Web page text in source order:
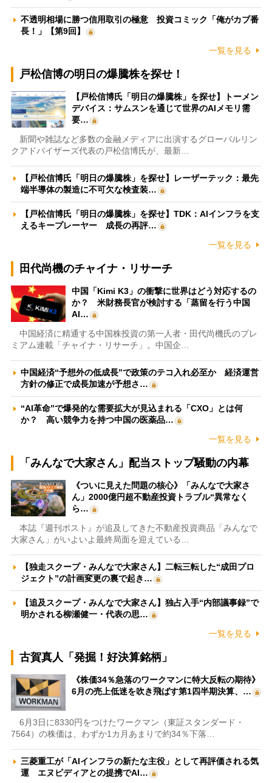
不透明相場に勝つ信用取引の極意 投資コミック「俺がカブ番
長！」【第9回】
一覧を見る
戸松信博の明日の爆騰株を探せ！
【戸松信博氏「明日の爆騰株」を探せ】トーメン
デバイス：サムスンを通じて世界のAIメモリ需
要…
新聞や雑誌など多数の金融メディアに出演するグローバルリン
クアドバイザーズ代表の戸松信博氏が、最新…
【戸松信博氏「明日の爆騰株」を探せ】レーザーテック：最先
端半導体の製造に不可欠な検査装…
【戸松信博氏「明日の爆騰株」を探せ】TDK：AIインフラを支
えるキープレーヤー 成長の再評…
一覧を見る
田代尚機のチャイナ・リサーチ
中国「Kimi K3」の衝撃に世界はどう対応するの
か？ 米財務長官が検討する「蒸留を行う中国
AI…
中国経済に精通する中国株投資の第一人者・田代尚機氏のプレ
ミアム連載「チャイナ・リサーチ」。中国企…
中国経済“予想外の低成長”で政策のテコ入れ必至か 経済運営
方針の修正で成長加速が予想さ…
“AI革命”で爆発的な需要拡大が見込まれる「CXO」とは何
か？ 高い競争力を持つ中国の医薬品…
一覧を見る
「みんなで大家さん」配当ストップ騒動の内幕
《ついに見えた問題の核心》「みんなで大家さ
ん」2000億円超不動産投資トラブル“異常なく
ら…
本誌『週刊ポスト』が追及してきた不動産投資商品「みんなで
大家さん」がいよいよ最終局面を迎えている…
【独走スクープ・みんなで大家さん】二転三転した“成田プロ
ジェクト”の計画変更の裏で起き…
【追及スクープ・みんなで大家さん】独占入手“内部議事録”で
明かされる柳瀬健一・代表の思…
一覧を見る
古賀真人「発掘！好決算銘柄」
《株価34％急落のワークマンに特大反転の期待》
6月の売上低迷を吹き飛ばす第1四半期決算、…
6月3日に8330円をつけたワークマン（東証スタンダード・
7564）の株価は、わずか1カ月あまりで約34％下落…
三菱重工が「AIインフラの新たな主役」として再評価される気
運 エヌビディアとの提携でAI…